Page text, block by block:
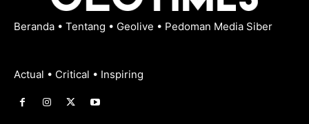
Beranda • Tentang • Geolive • Pedoman Media Siber
Actual • Critical • Inspiring